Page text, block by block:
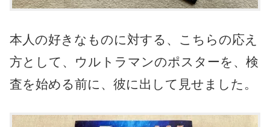
本人の好きなものに対する、こちらの応え
方として、ウルトラマンのポスターを、検
査を始める前に、彼に出して見せました。